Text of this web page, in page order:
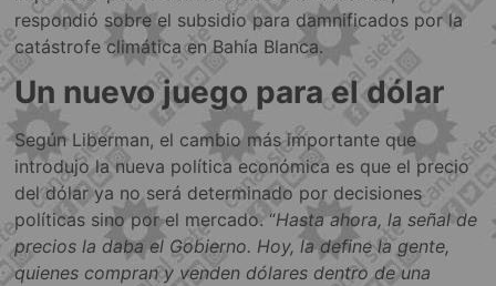
respondió sobre el subsidio para damnificados por la
catástrofe climática en Bahía Blanca.
Un nuevo juego para el dólar
Según Liberman, el cambio más importante que
introdujo la nueva política económica es que el precio
del dólar ya no será determinado por decisiones
políticas sino por el mercado. “Hasta ahora, la señal de
precios la daba el Gobierno. Hoy, la define la gente,
quienes compran y venden dólares dentro de una